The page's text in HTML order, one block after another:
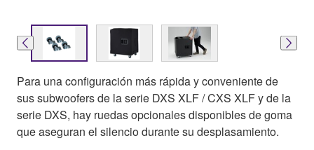
Para una configuración más rápida y conveniente de
sus subwoofers de la serie DXS XLF / CXS XLF y de la
serie DXS, hay ruedas opcionales disponibles de goma
que aseguran el silencio durante su desplasamiento.